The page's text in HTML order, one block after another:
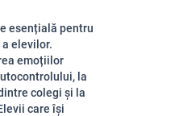
esențială pentru
elevilor.
emoțiilor
la
colegi și la
care își